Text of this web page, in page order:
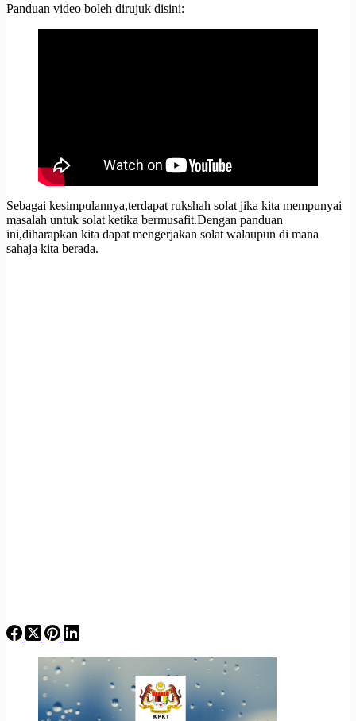
Panduan video boleh dirujuk disini:
Sebagai kesimpulannya,terdapat rukshah solat jika kita mempunyai
masalah untuk solat ketika bermusafit.Dengan panduan
ini,diharapkan kita dapat mengerjakan solat walaupun di mana
sahaja kita berada.